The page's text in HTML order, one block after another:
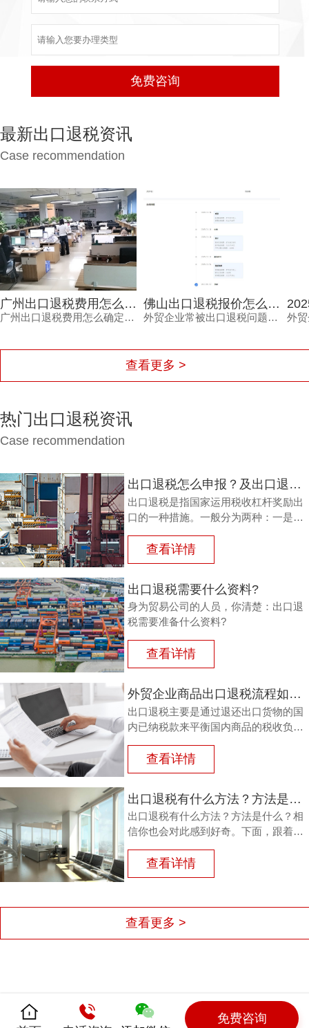
最新出口退税资讯
Case recommendation
广州出口退税费用怎么确定？这三个细节不看清容易钱货两空
广州出口退税费用怎么确定？不同代理机构报价差异大，背后隐藏着服务范围、团队专业度、流程透明度与售后保障的多重考量。本文结合外贸企业真实痛点，梳理费用确定的三大细节，帮助负责人避开退税路上的坑，让每一笔销售收入都退得安心。
佛山出口退税报价怎么确定？每月报关单量是关键参考因素
外贸企业常被出口退税问题困扰，佛山出口退税报价怎么确定？本文从每月报关单量等维度拆解，帮助负责人了解报价逻辑。
查看更多 >
热门出口退税资讯
Case recommendation
出口退税怎么申报？及出口退税怎么进行填写增值税申报表?
出口退税是指国家运用税收杠杆奖励出
口的一种措施。一般分为两种：一是退
或半成品，加工制成产品出口时，退还
其已纳的进口税。
查看详情
出口退税需要什么资料?
身为贸易公司的人员，你清楚：出口退
税需要准备什么资料?
查看详情
外贸企业商品出口退税流程如何？鸿裕以鞋业公司申请出口退税为例
出口退税主要是通过退还出口货物的国
内已纳税款来平衡国内商品的税收负
品出口退税流程如何？能退多少？广州
鸿裕财税以下用案例说明。
查看详情
出口退税有什么方法？方法是什么？
出口退税有什么方法？方法是什么？相
信你也会对此感到好奇。下面，跟着广
查看详情
查看更多 >
免费咨询